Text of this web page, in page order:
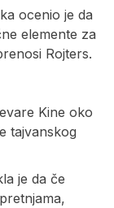
ocenio je da
elemente za
Rojters.
Kine oko
tajvanskog
je da če